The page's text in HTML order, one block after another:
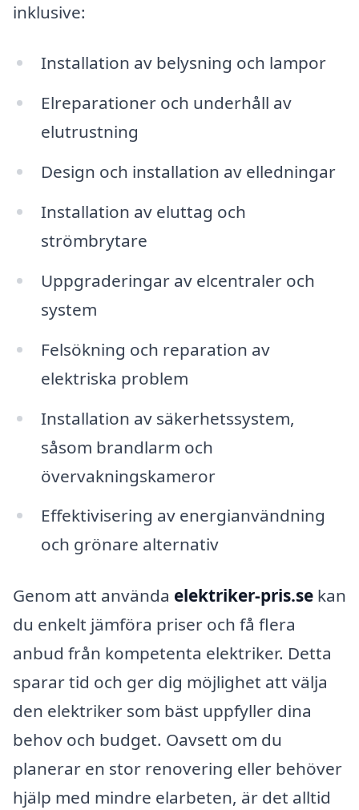
inklusive:
Installation av belysning och lampor
Elreparationer och underhåll av
elutrustning
Design och installation av elledningar
Installation av eluttag och
strömbrytare
Uppgraderingar av elcentraler och
system
Felsökning och reparation av
elektriska problem
Installation av säkerhetssystem,
såsom brandlarm och
övervakningskameror
Effektivisering av energianvändning
och grönare alternativ
Genom att använda elektriker-pris.se kan
du enkelt jämföra priser och få flera
anbud från kompetenta elektriker. Detta
sparar tid och ger dig möjlighet att välja
den elektriker som bäst uppfyller dina
behov och budget. Oavsett om du
planerar en stor renovering eller behöver
hjälp med mindre elarbeten, är det alltid